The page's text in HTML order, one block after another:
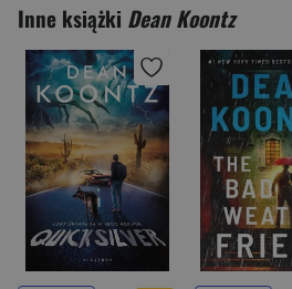
Inne książki Dean Koontz